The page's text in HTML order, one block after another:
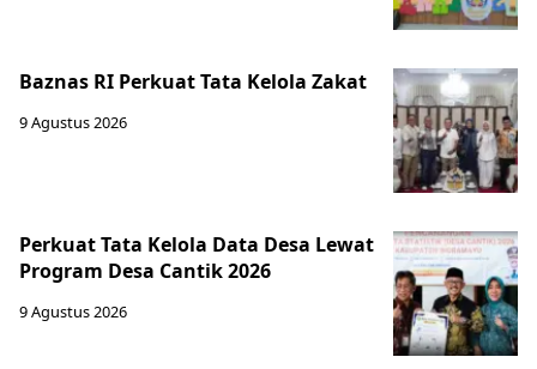
Baznas RI Perkuat Tata Kelola Zakat
9 Agustus 2026
Perkuat Tata Kelola Data Desa Lewat
Program Desa Cantik 2026
9 Agustus 2026